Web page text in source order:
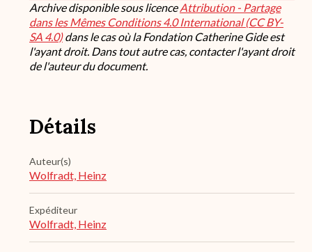
Archive disponible sous licenceAttribution - Partage
dans les Mêmes Conditions 4.0 International (CC BY-
SA 4.0)dans le cas où la Fondation Catherine Gide est
l'ayant droit. Dans tout autre cas, contacter l'ayant droit
de l'auteur du document.
Détails
Auteur(s)
Wolfradt, Heinz
Expéditeur
Wolfradt, Heinz